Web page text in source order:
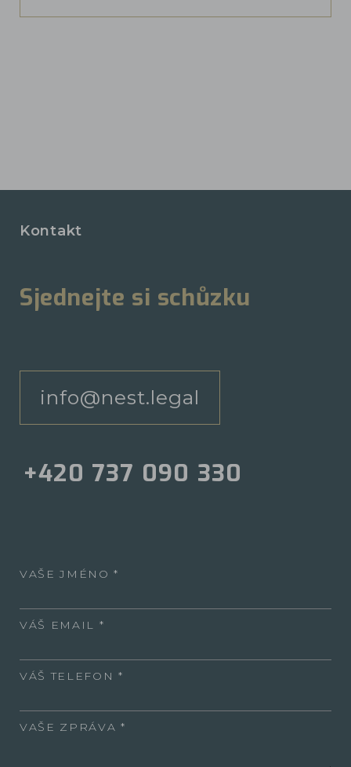
Kontakt
Sjednejte si schůzku
info@nest.legal
+420 737 090 330
VAŠE JMÉNO
VÁŠ EMAIL
VÁŠ TELEFON
VAŠE ZPRÁVA